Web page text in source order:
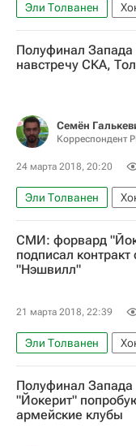
Евгений Малкин
Эли Толванен
КХЛ 2025-2026
Национальная
Полуфинал
навстречу СКА,
Семён
Корреспондент
24 марта 2018, 20:20
Эли Толванен
Юкка Ялонен
ЦСКА
Илья
Сергей Андронов
СМИ: форвард
подписал
"Нэшвилл"
21 марта 2018, 22:39
Эли Толванен
КХЛ 2025-2026
Национальная
Йокерит
Полуфинал
"Йокерит"
армейские клубы